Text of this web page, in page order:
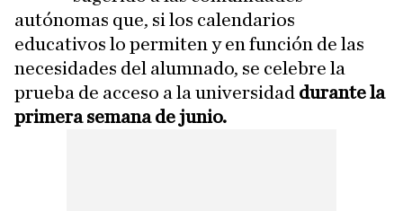
autónomas que, si los calendarios
educativos lo permiten y en función de las
necesidades del alumnado, se celebre la
prueba de acceso a la universidad durante la
primera semana de junio.